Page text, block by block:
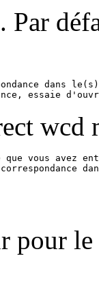
dans
essaie
wcd
vous avez
pour